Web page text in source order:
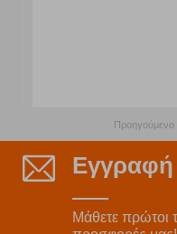
Προηγούμενο
Μάθετε πρώτοι